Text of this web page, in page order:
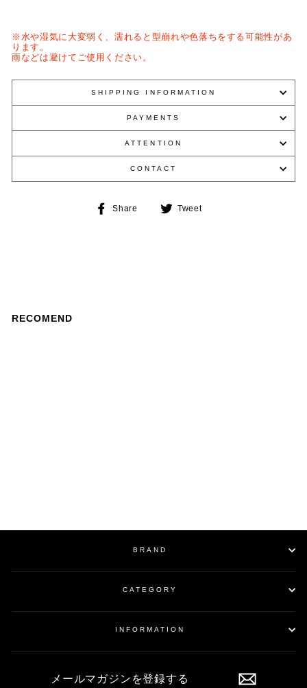
※水や湿気に大変弱く、濡れると型崩れや色落ちをする可能性があ
ります。
雨などは避けてご使用ください。
SHIPPING INFORMATION
PAYMENTS
ATTENTION
CONTACT
Share
Share Tweet
RECOMEND
BRAND
CATEGORY
INFORMATION